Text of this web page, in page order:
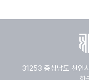
31253 충청남도 천안